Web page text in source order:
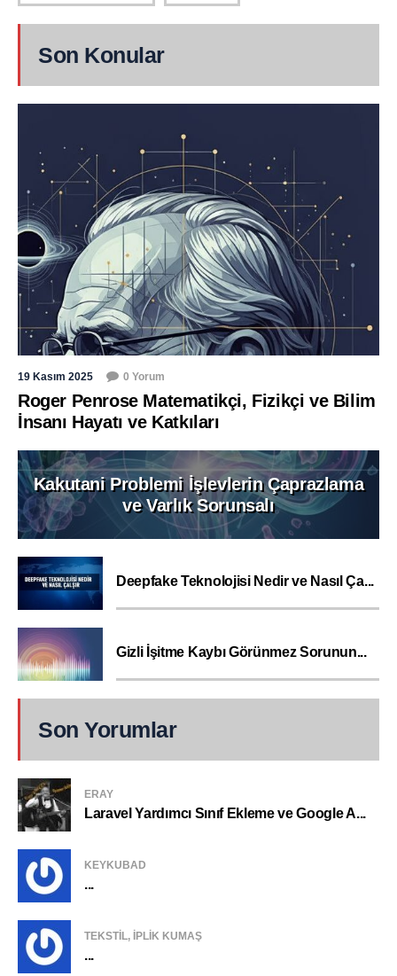
Son Konular
19 Kasım 2025 0 Yorum
Roger Penrose Matematikçi, Fizikçi ve Bilim
İnsanı Hayatı ve Katkıları
Kakutani Problemi İşlevlerin Çaprazlama
ve Varlık Sorunsalı
Deepfake Teknolojisi Nedir ve Nasıl Ça...
Gizli İşitme Kaybı Görünmez Sorunun...
Son Yorumlar
ERAY
Laravel Yardımcı Sınıf Ekleme ve Google A...
KEYKUBAD
...
TEKSTIL, IPLIK KUMAŞ
...